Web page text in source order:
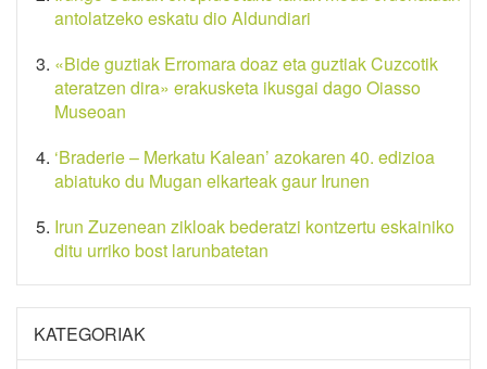
antolatzeko eskatu dio Aldundiari
«Bide guztiak Erromara doaz eta guztiak Cuzcotik
ateratzen dira» erakusketa ikusgai dago Oiasso
Museoan
‘Braderie – Merkatu Kalean’ azokaren 40. edizioa
abiatuko du Mugan elkarteak gaur Irunen
Irun Zuzenean zikloak bederatzi kontzertu eskainiko
ditu urriko bost larunbatetan
KATEGORIAK